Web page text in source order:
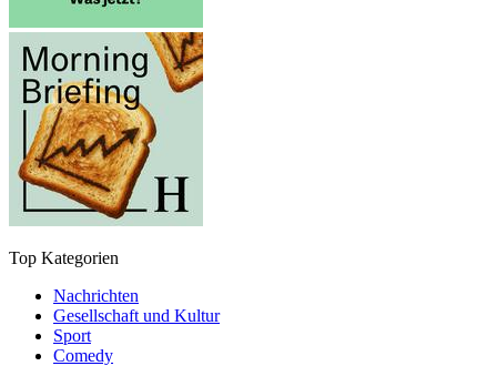
Top Kategorien
Nachrichten
Gesellschaft und Kultur
Sport
Comedy